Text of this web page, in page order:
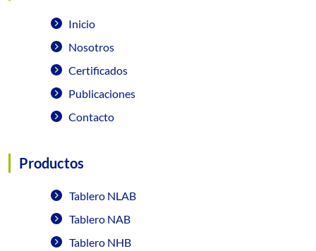
Inicio
Nosotros
Certificados
Publicaciones
Contacto
Productos
Tablero NLAB
Tablero NAB
Tablero NHB